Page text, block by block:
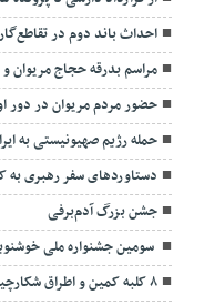
احداث باند دوم در
مراسم بدرقه حجاج مریوان و
حضور مردم مریوان در دور
حمله رژیم صهیونیستی به
دستاوردهای سفر رهبری به
جشن بزرگ آدم‌برفی
سومین جشنواره ملی
۸ کلبه‌ کمین و اطراق شکارچیان در مریوان تخریب شد